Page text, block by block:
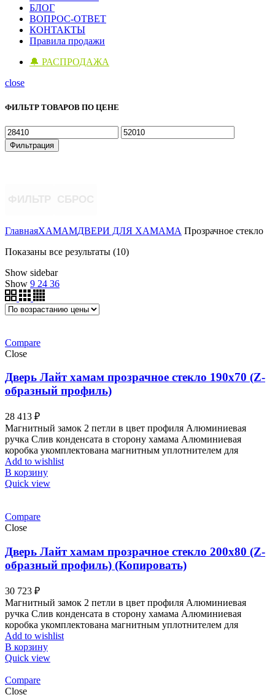
БЛОГ
ВОПРОС-ОТВЕТ
КОНТАКТЫ
Правила продажи
🔔 РАСПРОДАЖА
close
ФИЛЬТР ТОВАРОВ ПО ЦЕНЕ
Минимальная
цена
Максимальная
цена
Фильтрация
ГлавнаяХАМАМДВЕРИ ДЛЯ ХАМАМА Прозрачное стекло
Показаны все результаты (10)Цены:
Show sidebar
Show 9 24 36
Compare
Close
Дверь Лайт хамам прозрачное стекло 190х70 (Z-
образный профиль)
28 413 ₽
Магнитный замок 2 петли в цвет профиля Алюминиевая
ручка Слив конденсата в сторону хамама Алюминиевая
коробка укомплектована магнитным уплотнителем для
Add to wishlist
В корзину
Quick view
Compare
Close
Дверь Лайт хамам прозрачное стекло 200х80 (Z-
образный профиль) (Копировать)
30 723 ₽
Магнитный замок 2 петли в цвет профиля Алюминиевая
ручка Слив конденсата в сторону хамама Алюминиевая
коробка укомплектована магнитным уплотнителем для
Add to wishlist
В корзину
Quick view
Compare
Close